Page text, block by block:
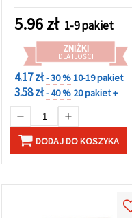
5.96zł 1-9 pakiet
ZNIŻKI
DLA ILOŚCI
4.17 zł- 30 %10-19 pakiet
3.58 zł- 40 % 20 pakiet +
DODAJ DO KOSZYKA